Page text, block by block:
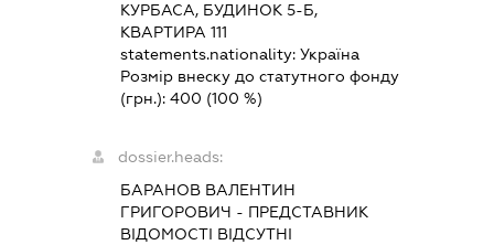
КУРБАСА, БУДИНОК 5-Б,
КВАРТИРА 111
statements.nationality:Україна
Розмір внеску до статутного фонду
(грн.):400 (100 %)
dossier.heads:
БАРАНОВ ВАЛЕНТИН
ГРИГОРОВИЧ - ПРЕДСТАВНИК
ВІДОМОСТІ ВІДСУТНІ